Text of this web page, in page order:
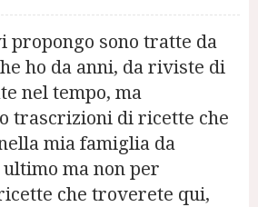
propongo sono tratte da
ho da anni, da riviste di
nel tempo, ma
trascrizioni di ricette che
mia famiglia da
ma non per
che troverete qui,